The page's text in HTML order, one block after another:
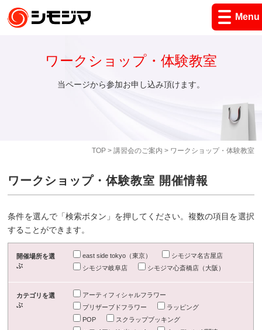
Menu
TOP> 講習会のご案内 > ワークショップ・体験教室
ワークショップ・体験教室
当ページから参加お申し込み頂けます。
ワークショップ・体験教室 開催情報
条件を選んで「検索ボタン」を押してください。複数の項目を選択
することができます。
開催場所を選
ぶ
east side tokyo（東京）
シモジマ名古屋店
シモジマ岐阜店
シモジマ心斎橋店（大阪）
カテゴリを選
ぶ
アーティフィシャルフラワー
プリザーブドフラワー
ラッピング
POP
スクラップブッキング